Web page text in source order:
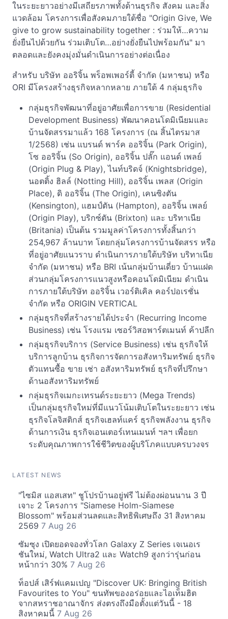
ในระยะยาวอย่างมีเสถียรภาพทั้งด้านธุรกิจ สังคม และสิ่ง
แวดล้อม โครงการเพื่อสังคมภายใต้ชื่อ "Origin Give, We
give to grow sustainability together : ร่วมให้…ความ
ยั่งยืนไปด้วยกัน ร่วมเติบโต…อย่างยั่งยืนไปพร้อมกัน" มา
ตลอดและยังคงมุ่งมั่นดำเนินการอย่างต่อเนื่อง
สำหรับ บริษัท ออริจิ้น พร็อพเพอร์ตี้ จำกัด (มหาชน) หรือ
ORI มีโครงสร้างธุรกิจหลากหลาย ภายใต้ 4 กลุ่มธุรกิจ
กลุ่มธุรกิจพัฒนาที่อยู่อาศัยเพื่อการขาย (Residential
Development Business) พัฒนาคอนโดมิเนียมและ
บ้านจัดสรรมาแล้ว 168 โครงการ (ณ สิ้นไตรมาส
1/2568) เช่น แบรนด์ พาร์ค ออริจิ้น (Park Origin),
โซ ออริจิ้น (So Origin), ออริจิ้น ปลั๊ก แอนด์ เพลย์
(Origin Plug & Play), ไนท์บริดจ์ (Knightsbridge),
นอตติ้ง ฮิลล์ (Notting Hill), ออริจิ้น เพลส (Origin
Place), ดิ ออริจิ้น (The Origin), เคนซิงตัน
(Kensington), แฮมป์ตัน (Hampton), ออริจิ้น เพลย์
(Origin Play), บริกซ์ตัน (Brixton) และ บริทาเนีย
(Britania) เป็นต้น รวมมูลค่าโครงการทั้งสิ้นกว่า
254,967 ล้านบาท โดยกลุ่มโครงการบ้านจัดสรร หรือ
ที่อยู่อาศัยแนวราบ ดำเนินการภายใต้บริษัท บริทาเนีย
จำกัด (มหาชน) หรือ BRI เน้นกลุ่มบ้านเดี่ยว บ้านแฝด
ส่วนกลุ่มโครงการแนวสูงหรือคอนโดมิเนียม ดำเนิน
การภายใต้บริษัท ออริจิ้น เวอร์ติเคิล คอร์ปอเรชั่น
จำกัด หรือ ORIGIN VERTICAL
กลุ่มธุรกิจที่สร้างรายได้ประจำ (Recurring Income
Business) เช่น โรงแรม เซอร์วิสอพาร์ตเมนท์ ค้าปลีก
กลุ่มธุรกิจบริการ (Service Business) เช่น ธุรกิจให้
บริการลูกบ้าน ธุรกิจการจัดการอสังหาริมทรัพย์ ธุรกิจ
ตัวแทนซื้อ ขาย เช่า อสังหาริมทรัพย์ ธุรกิจที่ปรึกษา
ด้านอสังหาริมทรัพย์
กลุ่มธุรกิจเมกะเทรนด์ระยะยาว (Mega Trends)
เป็นกลุ่มธุรกิจใหม่ที่มีแนวโน้มเติบโตในระยะยาว เช่น
ธุรกิจโลจิสติกส์ ธุรกิจเฮลท์แคร์ ธุรกิจพลังงาน ธุรกิจ
ด้านการเงิน ธุรกิจเอนเตอร์เทนเมนท์ ฯลฯ เพื่อยก
ระดับคุณภาพการใช้ชีวิตของผู้บริโภคแบบครบวงจร
LATEST NEWS
"ไซมิส แอสเสท" ชูโปรบ้านอยู่ฟรี ไม่ต้องผ่อนนาน 3 ปี
เจาะ 2 โครงการ "Siamese Holm-Siamese
Blossom" พร้อมส่วนลดและสิทธิพิเศษถึง 31 สิงหาคม
2569 7 Aug 26
ซัมซุง เปิดยอดจองทั่วโลก Galaxy Z Series เจเนอเร
ชันใหม่, Watch Ultra2 และ Watch9 สูงกว่ารุ่นก่อน
หน้ากว่า 30% 7 Aug 26
ท็อปส์ เสิร์ฟแคมเปญ "Discover UK: Bringing British
Favourites to You" ขนทัพของอร่อยและไอเท็มฮิต
จากสหราชอาณาจักร ส่งตรงถึงมือตั้งแต่วันนี้ - 18
สิงหาคมนี้ 7 Aug 26